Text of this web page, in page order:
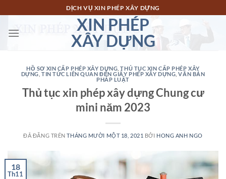
đến
nội
DỊCH VỤ XIN PHÉP XÂY DỰNG
XIN PHÉP
XÂY DỰNG
HỒ SƠ XIN CẤP PHÉP XÂY DỰNG ,THỦ TỤC XIN CẤP PHÉP XÂY
DỰNG TIN TỨC LIÊN QUAN ĐẾN GIẤY PHÉP XÂY DỰNG ,VĂN BẢN
PHÁP LUẬT
Thủ tục xin phép xây dựng Chung cư
mini năm 2023
ĐÃ ĐĂNG TRÊNTHÁNG MƯỜI MỘT 18, 2021 BỞI HONG ANH NGO
18
Th11